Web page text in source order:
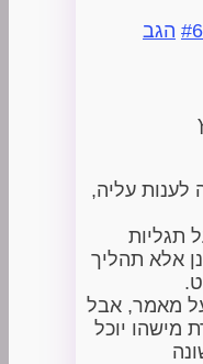
הגב
עליה,
תגליות
אלא תהליך
על מאמר, אבל
מישהו יוכל